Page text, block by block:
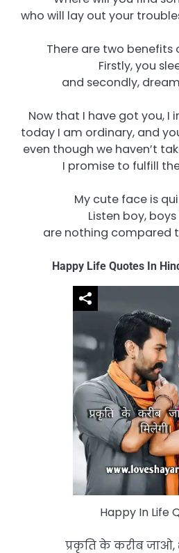
who will lay out your
There are two benefits
Firstly, you
and secondly,
Now that I have got you, I
today I am ordinary, and
even though we haven’t
I promise to fulfill
My cute face is
Listen boy,
are nothing compared
Happy Life Quotes In
Happy In Life
प्रकृति के करीब जाओ,